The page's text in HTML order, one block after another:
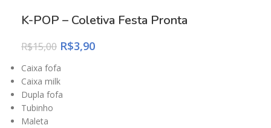
K-POP – Coletiva Festa Pronta
R$15,00 R$3,90
Caixa fofa
Caixa milk
Dupla fofa
Tubinho
Maleta